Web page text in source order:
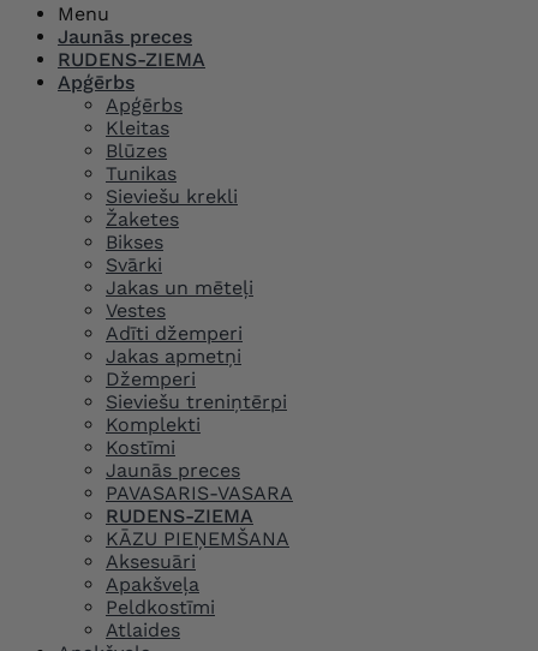
Menu
Jaunās preces
RUDENS-ZIEMA
Apģērbs
Apģērbs
Kleitas
Blūzes
Tunikas
Sieviešu krekli
Žaketes
Bikses
Svārki
Jakas un mēteļi
Vestes
Adīti džemperi
Jakas apmetņi
Džemperi
Sieviešu treniņtērpi
Komplekti
Kostīmi
Jaunās preces
PAVASARIS-VASARA
RUDENS-ZIEMA
KĀZU PIEŅEMŠANA
Aksesuāri
Apakšveļa
Peldkostīmi
Atlaides